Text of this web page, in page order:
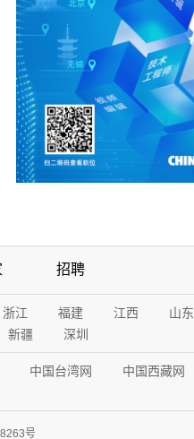
招聘
浙江 福建 江西 山东
新疆 深圳
中国台湾网 中国西藏网
号